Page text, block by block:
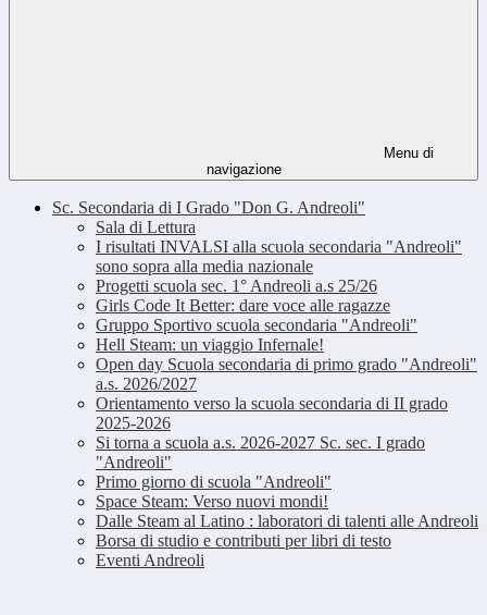
Menu di
navigazione
Sc. Secondaria di I Grado "Don G. Andreoli"
Sala di Lettura
I risultati INVALSI alla scuola secondaria "Andreoli"
sono sopra alla media nazionale
Progetti scuola sec. 1° Andreoli a.s 25/26
Girls Code It Better: dare voce alle ragazze
Gruppo Sportivo scuola secondaria "Andreoli"
Hell Steam: un viaggio Infernale!
Open day Scuola secondaria di primo grado "Andreoli"
a.s. 2026/2027
Orientamento verso la scuola secondaria di II grado
2025-2026
Si torna a scuola a.s. 2026-2027 Sc. sec. I grado
"Andreoli"
Primo giorno di scuola "Andreoli"
Space Steam: Verso nuovi mondi!
Dalle Steam al Latino : laboratori di talenti alle Andreoli
Borsa di studio e contributi per libri di testo
Eventi Andreoli